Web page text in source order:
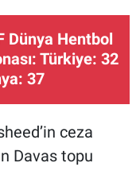
Dünya Hentbol
Türkiye: 32
37
ceza
Davas topu